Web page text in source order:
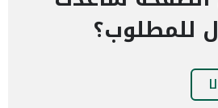
للمطلوب؟
لا